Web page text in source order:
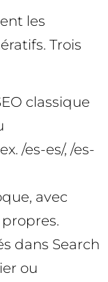
les
Trois
classique
/es-es/, /es-
avec
dans Search
ou